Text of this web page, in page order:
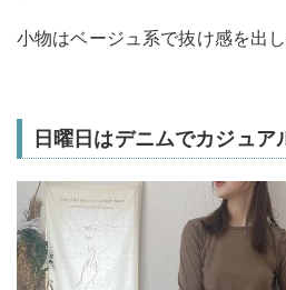
小物はベージュ系で抜け感を出し
日曜日はデニムでカジュア